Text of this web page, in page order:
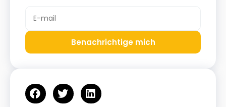
Benachrichtige mich